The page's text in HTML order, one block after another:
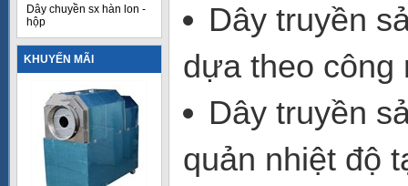
Dây chuyền sx hàn lon -
hộp
KHUYẾN MÃI
Dây truyền
dựa theo công
Dây truyền
quản nhiệt độ